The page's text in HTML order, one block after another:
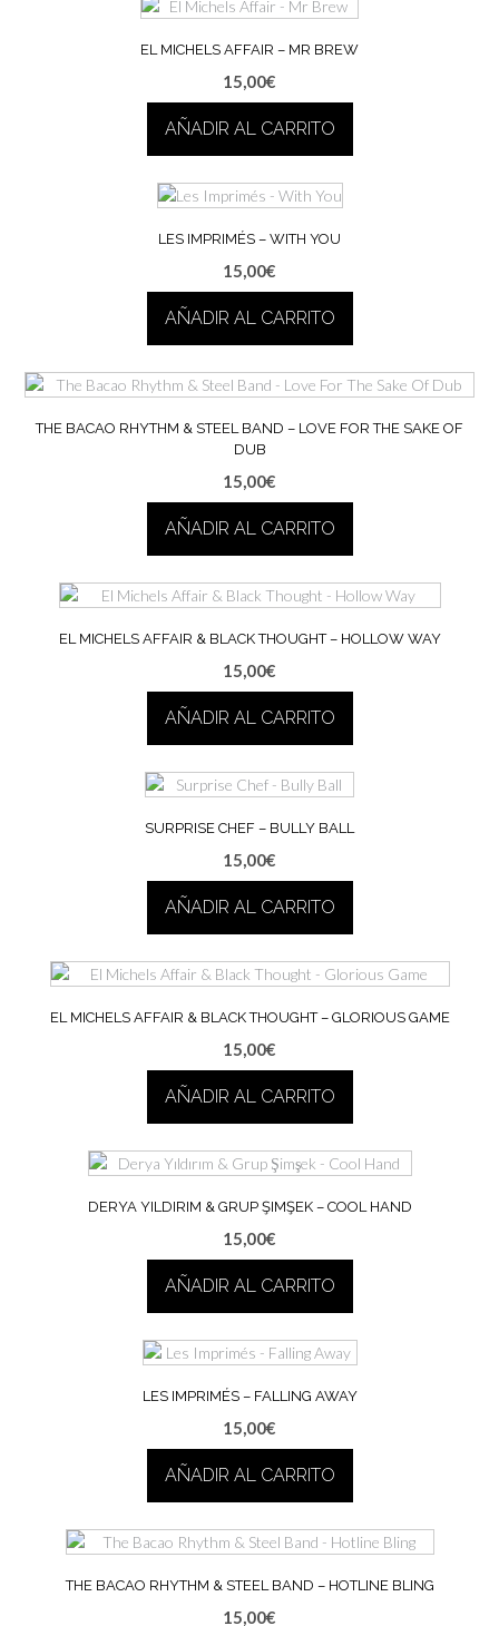
EL MICHELS AFFAIR – MR BREW
15,00€
AÑADIR AL CARRITO
LES IMPRIMÉS – WITH YOU
15,00€
AÑADIR AL CARRITO
THE BACAO RHYTHM & STEEL BAND – LOVE FOR THE SAKE OF
DUB
15,00€
AÑADIR AL CARRITO
EL MICHELS AFFAIR & BLACK THOUGHT – HOLLOW WAY
15,00€
AÑADIR AL CARRITO
SURPRISE CHEF – BULLY BALL
15,00€
AÑADIR AL CARRITO
EL MICHELS AFFAIR & BLACK THOUGHT – GLORIOUS GAME
15,00€
AÑADIR AL CARRITO
DERYA YILDIRIM & GRUP ŞIMŞEK – COOL HAND
15,00€
AÑADIR AL CARRITO
LES IMPRIMÉS – FALLING AWAY
15,00€
AÑADIR AL CARRITO
THE BACAO RHYTHM & STEEL BAND – HOTLINE BLING
15,00€